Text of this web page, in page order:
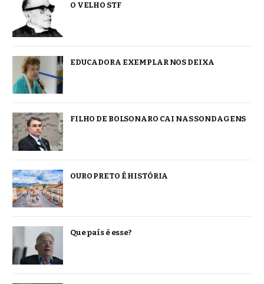
O VELHO STF
EDUCADORA EXEMPLAR NOS DEIXA
FILHO DE BOLSONARO CAI NAS SONDAGENS
OURO PRETO É HISTÓRIA
Que país é esse?